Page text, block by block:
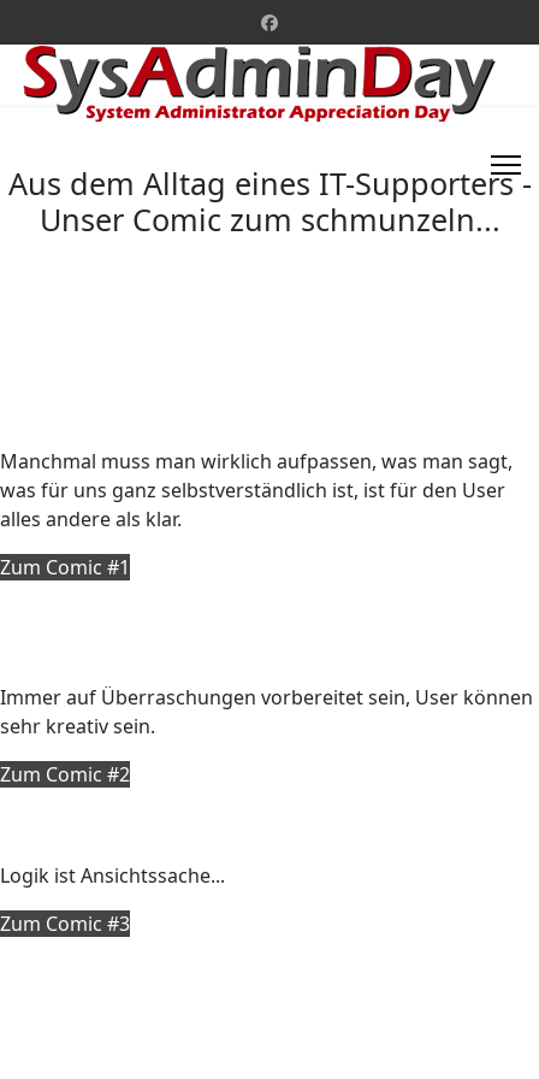
Aus dem Alltag eines IT-Supporters -
Unser Comic zum schmunzeln...
Manchmal muss man wirklich aufpassen, was man sagt,
was für uns ganz selbstverständlich ist, ist für den User
alles andere als klar.
Zum Comic #1
Immer auf Überraschungen vorbereitet sein, User können
sehr kreativ sein.
Zum Comic #2
Logik ist Ansichtssache...
Zum Comic #3